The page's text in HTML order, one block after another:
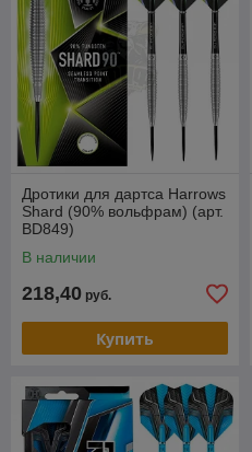
Дротики для дартса Harrows
Shard (90% вольфрам) (арт.
BD849)
В наличии
218,40 руб.
Купить